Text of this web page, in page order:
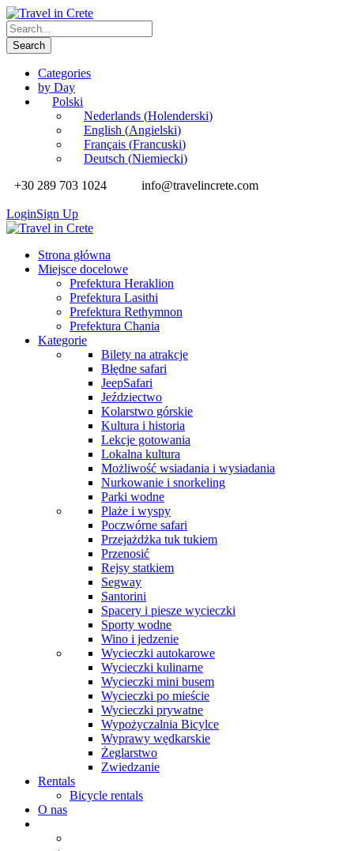
Categories
by Day
Polski
Nederlands (Holenderski)
English (Angielski)
Français (Francuski)
Deutsch (Niemiecki)
+30 289 703 1024
info@travelincrete.com
LoginSign Up
Strona główna
Miejsce docelowe
Prefektura Heraklion
Prefektura Lasithi
Prefektura Rethymnon
Prefektura Chania
Kategorie
Bilety na atrakcje
Błędne safari
JeepSafari
Jeździectwo
Kolarstwo górskie
Kultura i historia
Lekcje gotowania
Lokalna kultura
Możliwość wsiadania i wysiadania
Nurkowanie i snorkeling
Parki wodne
Plaże i wyspy
Poczwórne safari
Przejażdżka tuk tukiem
Przenosić
Rejsy statkiem
Segway
Santorini
Spacery i piesze wycieczki
Sporty wodne
Wino i jedzenie
Wycieczki autokarowe
Wycieczki kulinarne
Wycieczki mini busem
Wycieczki po mieście
Wycieczki prywatne
Wypożyczalnia Bicylce
Wyprawy wędkarskie
Żeglarstwo
Zwiedzanie
Rentals
Bicycle rentals
O nas